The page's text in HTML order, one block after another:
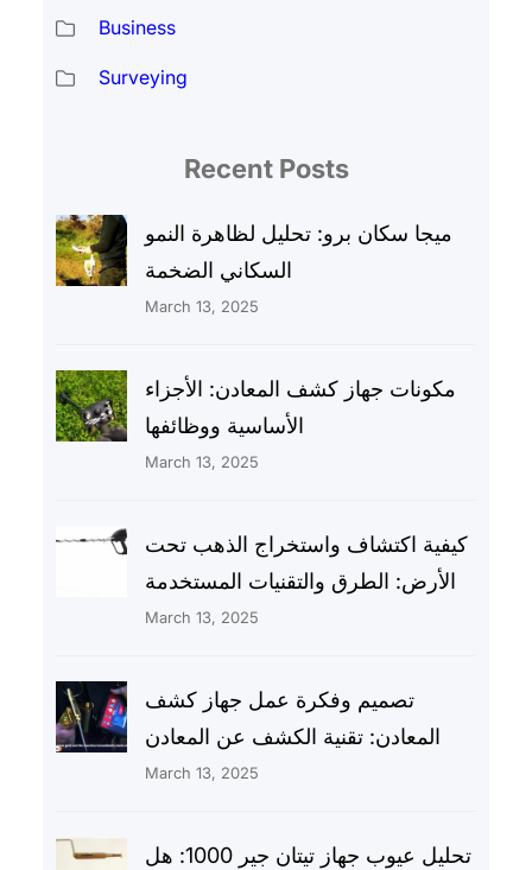
Business
Surveying
Recent Posts
ميجا سكان برو: تحليل لظاهرة النمو
السكاني الضخمة
March 13, 2025
مكونات جهاز كشف المعادن: الأجزاء
الأساسية ووظائفها
March 13, 2025
كيفية اكتشاف واستخراج الذهب تحت
الأرض: الطرق والتقنيات المستخدمة
March 13, 2025
تصميم وفكرة عمل جهاز كشف
المعادن: تقنية الكشف عن المعادن
March 13, 2025
تحليل عيوب جهاز تيتان جير 1000: هل